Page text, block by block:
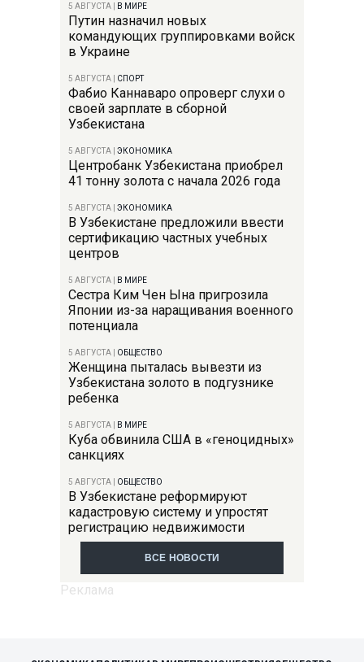
5 АВГУСТА В МИРЕ
Путин назначил новых
командующих группировками войск
в Украине
5 АВГУСТА СПОРТ
Фабио Каннаваро опроверг слухи о
своей зарплате в сборной
Узбекистана
5 АВГУСТА ЭКОНОМИКА
Центробанк Узбекистана приобрел
41 тонну золота с начала 2026 года
5 АВГУСТА ЭКОНОМИКА
В Узбекистане предложили ввести
сертификацию частных учебных
центров
5 АВГУСТА В МИРЕ
Сестра Ким Чен Ына пригрозила
Японии из-за наращивания военного
потенциала
5 АВГУСТА ОБЩЕСТВО
Женщина пыталась вывезти из
Узбекистана золото в подгузнике
ребенка
5 АВГУСТА В МИРЕ
Куба обвинила США в «геноцидных»
санкциях
5 АВГУСТА ОБЩЕСТВО
В Узбекистане реформируют
кадастровую систему и упростят
регистрацию недвижимости
ВСЕ НОВОСТИ